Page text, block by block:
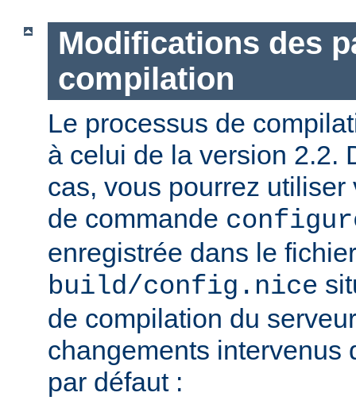
Modifications des
compilation
Le processus de
à celui de la version 2.2.
cas, vous pourrez
de commande
enregistrée dans le fichier
build/config.nice
de compilation du
changements intervenus
par défaut :